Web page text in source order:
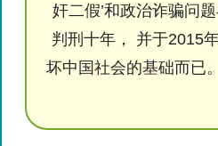
奸二假’和政治诈骗问
判刑十年， 并于2015
坏中国社会的基础而已。